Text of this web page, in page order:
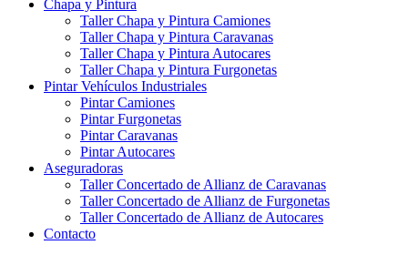
Chapa y Pintura
Taller Chapa y Pintura Camiones
Taller Chapa y Pintura Caravanas
Taller Chapa y Pintura Autocares
Taller Chapa y Pintura Furgonetas
Pintar Vehículos Industriales
Pintar Camiones
Pintar Furgonetas
Pintar Caravanas
Pintar Autocares
Aseguradoras
Taller Concertado de Allianz de Caravanas
Taller Concertado de Allianz de Furgonetas
Taller Concertado de Allianz de Autocares
Contacto